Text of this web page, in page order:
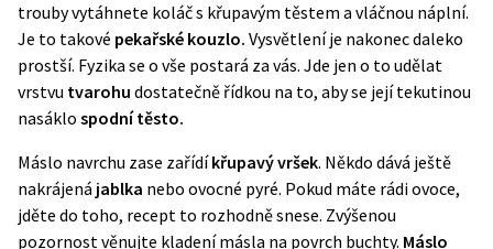
trouby vytáhnete koláč s křupavým těstem a vláčnou náplní.
Je to takové pekařské kouzlo. Vysvětlení je nakonec daleko
prostší. Fyzika se o vše postará za vás. Jde jen o to udělat
vrstvu tvarohu dostatečně řídkou na to, aby se její tekutinou
nasáklo spodní těsto.
Máslo navrchu zase zařídíkřupavý vršek. Někdo dává ještě
nakrájená jablka nebo ovocné pyré. Pokud máte rádi ovoce,
jděte do toho, recept to rozhodně snese. Zvýšenou
pozornost věnujte kladení másla na povrch buchty. Máslo